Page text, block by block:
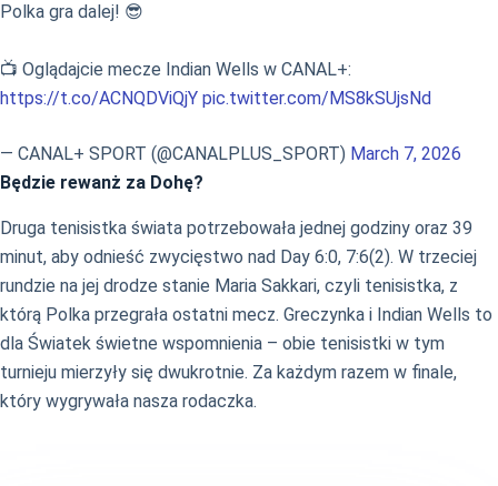
Polka gra dalej! 😎
📺 Oglądajcie mecze Indian Wells w CANAL+:
https://t.co/ACNQDViQjY pic.twitter.com/MS8kSUjsNd
— CANAL+ SPORT (@CANALPLUS_SPORT) March 7, 2026
Będzie rewanż za Dohę?
Druga tenisistka świata potrzebowała jednej godziny oraz 39
minut, aby odnieść zwycięstwo nad Day 6:0, 7:6(2). W trzeciej
rundzie na jej drodze stanie Maria Sakkari, czyli tenisistka, z
którą Polka przegrała ostatni mecz. Greczynka i Indian Wells to
dla Światek świetne wspomnienia – obie tenisistki w tym
turnieju mierzyły się dwukrotnie. Za każdym razem w finale,
który wygrywała nasza rodaczka.